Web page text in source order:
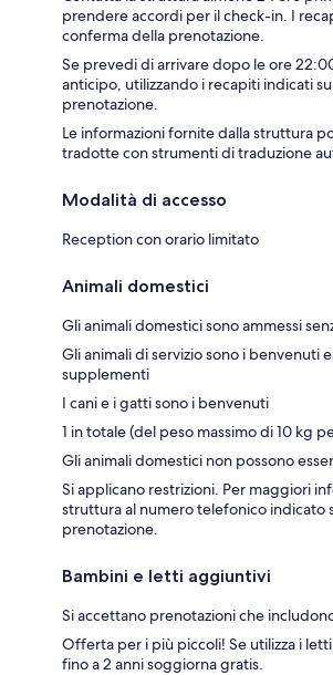
prendere accordi per il check-in. I
conferma della prenotazione.
Se prevedi di arrivare dopo le ore
anticipo, utilizzando i recapiti indicati
prenotazione.
Le informazioni fornite dalla struttura
tradotte con strumenti di traduzione
Modalità di accesso
Reception con orario limitato
Animali domestici
Gli animali domestici sono ammessi
Gli animali di servizio sono i benvenuti
supplementi
I cani e i gatti sono i benvenuti
1 in totale (del peso massimo di 10 kg
Gli animali domestici non possono
Si applicano restrizioni. Per maggiori
struttura al numero telefonico indicato
prenotazione.
Bambini e letti aggiuntivi
Si accettano prenotazioni che
Offerta per i più piccoli! Se utilizza i
fino a 2 anni soggiorna gratis.